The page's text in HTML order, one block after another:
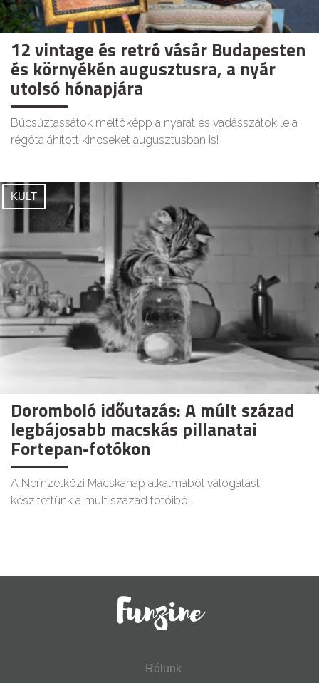
12 vintage és retró vásár Budapesten
és környékén augusztusra, a nyár
utolsó hónapjára
Búcsúztassátok méltóképp a nyarat és vadásszátok le a
régóta áhított kincseket augusztusban is!
KULT
Doromboló időutazás: A múlt század
legbájosabb macskás pillanatai
Fortepan-fotókon
A Nemzetközi Macskanap alkalmából válogatást
készítettünk a múlt század fotóiból.
Rólunk